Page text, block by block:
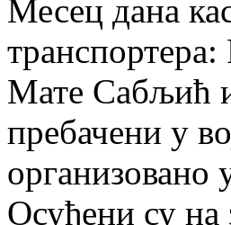
Месец дана
Мате Сабљић
пребачени у
организовано
Осуђени су на